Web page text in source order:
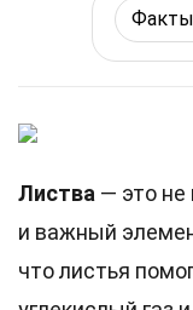
Листва — это не
и важный
что листья